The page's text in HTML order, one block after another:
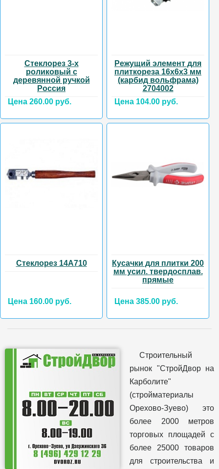
Стеклорез 3-х
роликовый с
деревянной ручкой
Россия
Цена 260.00 руб.
Режущий элемент для
плиткореза 16х6х3 мм
(карбид вольфрама)
2704002
Цена 104.00 руб.
Стеклорез 14А710
Цена 160.00 руб.
Кусачки для плитки 200
мм усил. твердосплав.
прямые
Цена 385.00 руб.
Строительный
рынок "СтройДвор на
Карболите"
(стройматериалы
Орехово-Зуево) это
более 2000 метров
торговых площадей с
более 25000 товаров
для строительства и